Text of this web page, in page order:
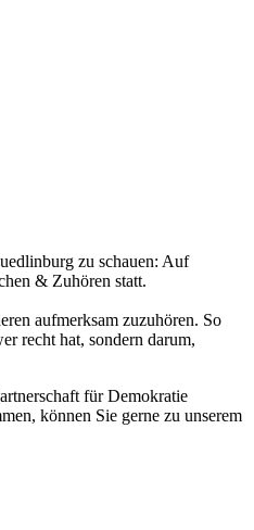
zu schauen: Auf
& Zuhören statt.
aufmerksam zuzuhören. So
recht hat, sondern darum,
für Demokratie
können Sie gerne zu unserem